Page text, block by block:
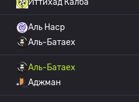
Иттихад Калба
Аль Наср
Аль-Батаех
Аль-Батаех
Аджман